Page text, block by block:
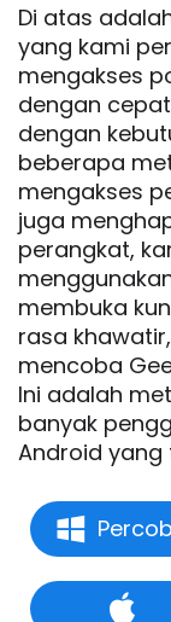
Di atas
yang kami
mengakses
dengan
dengan
beberapa
mengakses
juga
perangkat,
membuka
rasa
mencoba
Ini adalah
banyak
Android yang